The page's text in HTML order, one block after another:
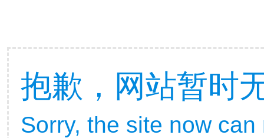
抱歉，网站暂时
Sorry, the site now